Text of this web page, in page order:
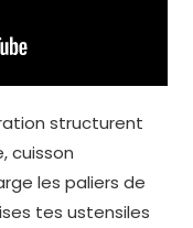
structurent
cuisson
les paliers de
tes ustensiles